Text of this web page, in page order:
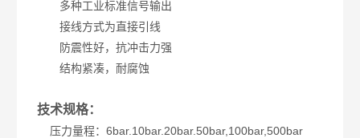
多种工业标准信号输出
接线方式为直接引线
防震性好，抗冲击力强
结构紧凑，耐腐蚀
技术规格：
压力量程：6bar.10bar.20bar.50bar,100bar,500bar